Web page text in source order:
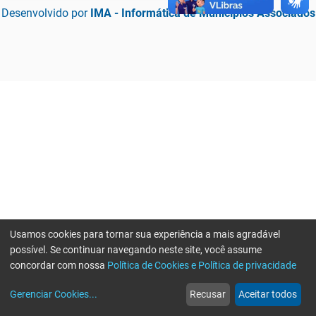
Desenvolvido por IMA - Informática de Municípios Associados
web
Notícias
more_horiz
Mais
Usamos cookies para tornar sua experiência a mais agradável
possível. Se continuar navegando neste site, você assume
concordar com nossa Política de Cookies e Política de privacidade
Gerenciar Cookies... Recusar Aceitar todos
Erro ao enviar informações, por favor tente novamente